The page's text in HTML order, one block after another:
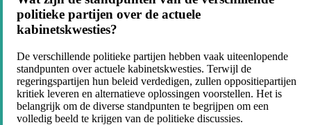
politieke partijen over de actuele
kabinetskwesties?
De verschillende politieke partijen hebben vaak uiteenlopende
standpunten over actuele kabinetskwesties. Terwijl de
regeringspartijen hun beleid verdedigen, zullen oppositiepartijen
kritiek leveren en alternatieve oplossingen voorstellen. Het is
belangrijk om de diverse standpunten te begrijpen om een
volledig beeld te krijgen van de politieke discussies.